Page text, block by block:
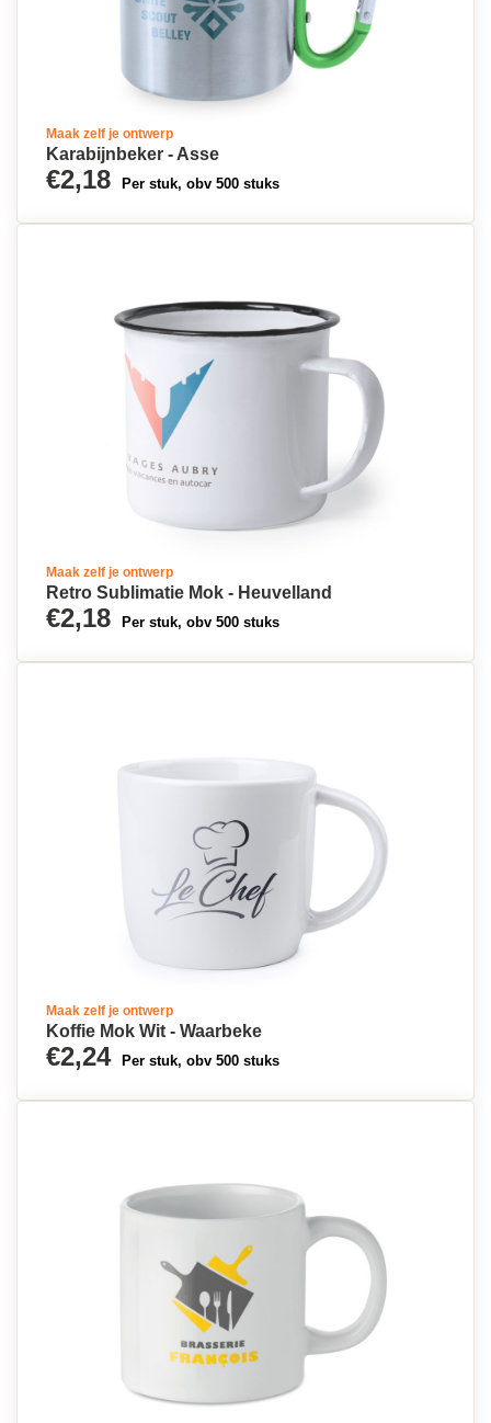
Maak zelf je ontwerp
Karabijnbeker - Asse
€2,18 Per stuk, obv 500 stuks
Maak zelf je ontwerp
Retro Sublimatie Mok - Heuvelland
€2,18 Per stuk, obv 500 stuks
Maak zelf je ontwerp
Koffie Mok Wit - Waarbeke
€2,24 Per stuk, obv 500 stuks